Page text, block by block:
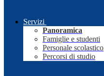
Servizi
Panoramica
Famiglie e studenti
Personale scolastico
Percorsi di studio